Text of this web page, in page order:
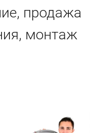
продажа
монтаж